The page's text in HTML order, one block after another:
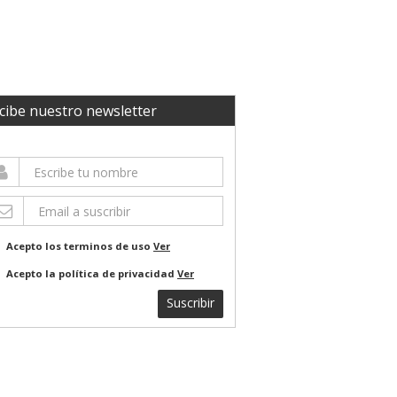
nuestro newsletter
Acepto los terminos de uso Ver
Acepto la política de privacidad Ver
Suscribir